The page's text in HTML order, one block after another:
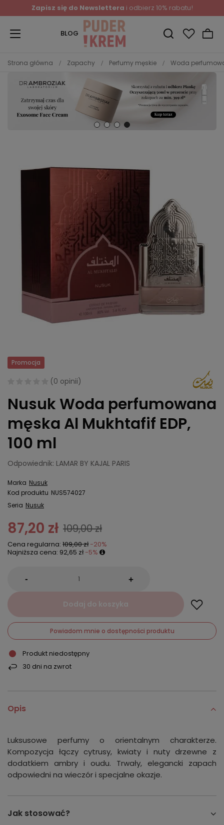
Zapisz się do Newslettera i odbierz 10% rabatu!
BLOG
Strona główna Zapachy Perfumy męskie Woda
Promocja
(0 opinii)
Nusuk Woda perfumowana
męska Al Mukhtafif EDP,
100 ml
Odpowiednik: LAMAR BY KAJAL PARIS
Marka Nusuk
Kod produktu NUS574027
Seria Nusuk
87,20 zł 109,00 zł
Cena regularna: 109,00 zł -20%
Najniższa cena: 92,65 zł -5%
- +
Dodaj do koszyka
Powiadom mnie o dostępności produktu
Produkt niedostępny
30 dni na zwrot
Opis
Luksusowe perfumy o orientalnym charakterze.
Kompozycja łączy cytrusy, kwiaty i nuty drzewne z
dodatkiem ambry i oudu. Trwały, elegancki zapach
odpowiedni na wieczór i specjalne okazje.
Jak stosować?